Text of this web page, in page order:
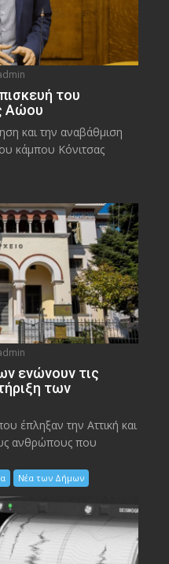
του
Αώου
και την αναβάθμιση
κάμπου Κόνιτσας
ενώνουν τις
των
έπληξαν την Αττική και
ανθρώπους που
Νέα των Δήμων